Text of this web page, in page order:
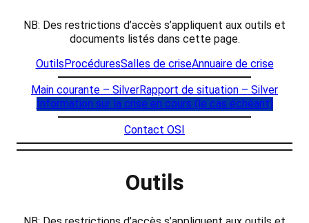
NB: Des restrictions d’accès s’appliquent aux outils et
documents listés dans cette page.
OutilsProcéduresSalles de criseAnnuaire de crise
Main courante – SilverRapport de situation – Silver
Information sur la crise en cours (le cas échéant)
Contact OSI
Outils